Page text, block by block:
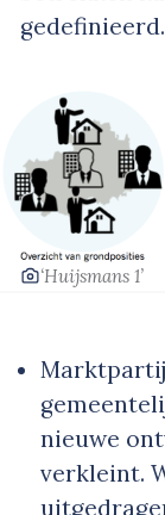
gedefinieerd.
‘Huijsmans 1’
nieuwe
verkleint.